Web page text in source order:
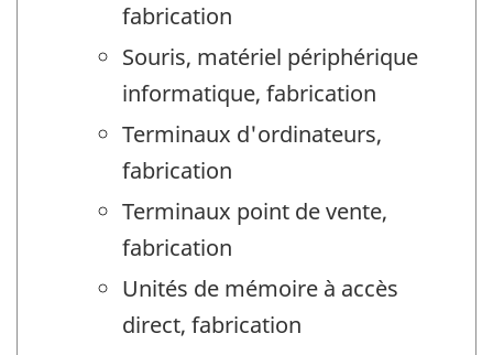
fabrication
Souris, matériel périphérique
informatique, fabrication
Terminaux d'ordinateurs,
fabrication
Terminaux point de vente,
fabrication
Unités de mémoire à accès
direct, fabrication